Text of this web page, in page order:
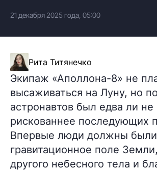
21 декабря 2025 года, 05:00
Рита Титянечко
Экипаж «Аполлона-8» не
высаживаться на Луну, но
астронавтов был едва ли не
рискованнее последующих
Впервые люди должны были
гравитационное поле
другого небесного тела и